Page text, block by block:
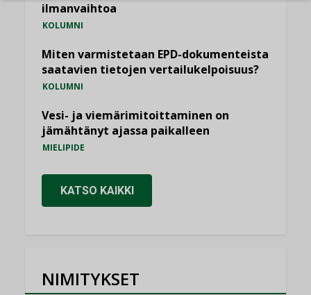
ilmanvaihtoa
KOLUMNI
Miten varmistetaan EPD-dokumenteista
saatavien tietojen vertailukelpoisuus?
KOLUMNI
Vesi- ja viemärimitoittaminen on
jämähtänyt ajassa paikalleen
MIELIPIDE
KATSO KAIKKI
NIMITYKSET